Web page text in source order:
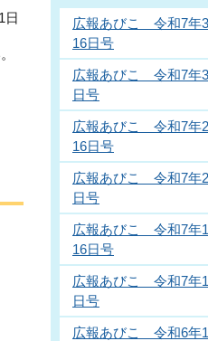
日
広報あびこ 令和7年
16日号
広報あびこ 令和7年
日号
広報あびこ 令和7年
16日号
広報あびこ 令和7年
日号
広報あびこ 令和7年
16日号
広報あびこ 令和7年
日号
広報あびこ 令和6年